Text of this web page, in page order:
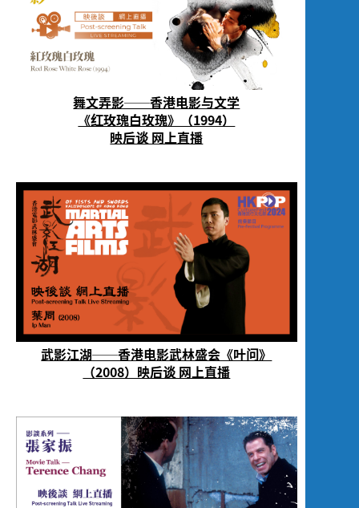
舞文弄影──香港电影与文学
《红玫瑰白玫瑰》（1994）
映后谈 网上直播
武影江湖──香港电影武林盛会《叶问》
（2008）映后谈 网上直播